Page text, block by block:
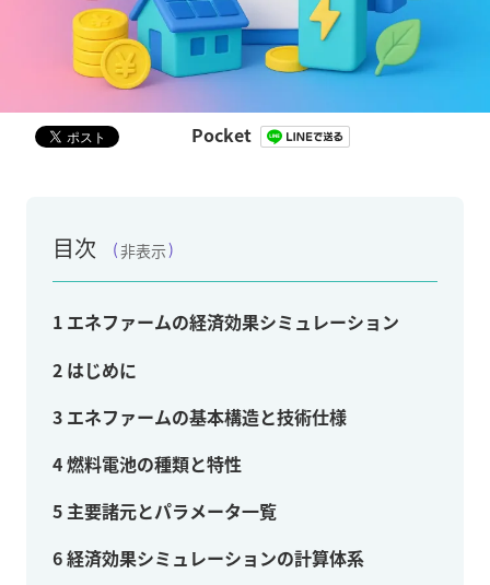
Pocket
目次 非表示
1 エネファームの経済効果シミュレーション
2 はじめに
3 エネファームの基本構造と技術仕様
4燃料電池の種類と特性
5主要諸元とパラメータ一覧
6経済効果シミュレーションの計算体系